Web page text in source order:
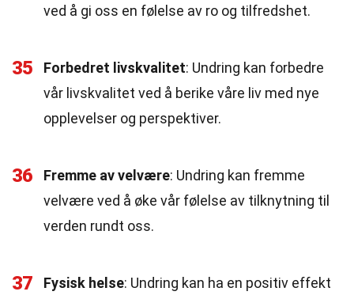
ved å gi oss en følelse av ro og tilfredshet.
35 Forbedret livskvalitet: Undring kan forbedre
vår livskvalitet ved å berike våre liv med nye
opplevelser og perspektiver.
36 Fremme av velvære: Undring kan fremme
velvære ved å øke vår følelse av tilknytning til
verden rundt oss.
37 Fysisk helse: Undring kan ha en positiv effekt